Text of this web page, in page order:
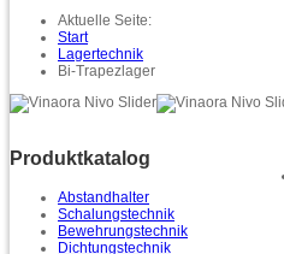
Aktuelle Seite:
Start
Lagertechnik
Bi-Trapezlager
Produktkatalog
Abstandhalter
Schalungstechnik
Bewehrungstechnik
Dichtungstechnik